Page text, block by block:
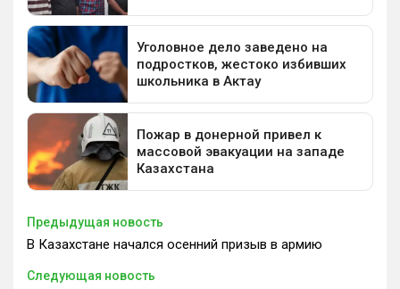
Предыдущая новость
В Казахстане начался осенний призыв в армию
Следующая новость